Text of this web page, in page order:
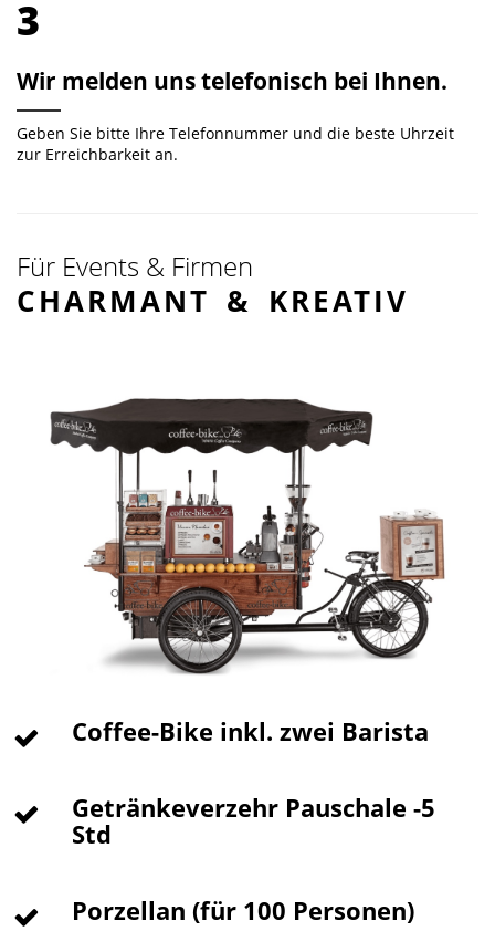
3
Wir melden uns telefonisch bei Ihnen.
Geben Sie bitte Ihre Telefonnummer und die beste Uhrzeit
zur Erreichbarkeit an.
Für Events & Firmen
CHARMANT & KREATIV
Coffee-Bike inkl. zwei Barista
Getränkeverzehr Pauschale -5
Std
Porzellan (für 100 Personen)